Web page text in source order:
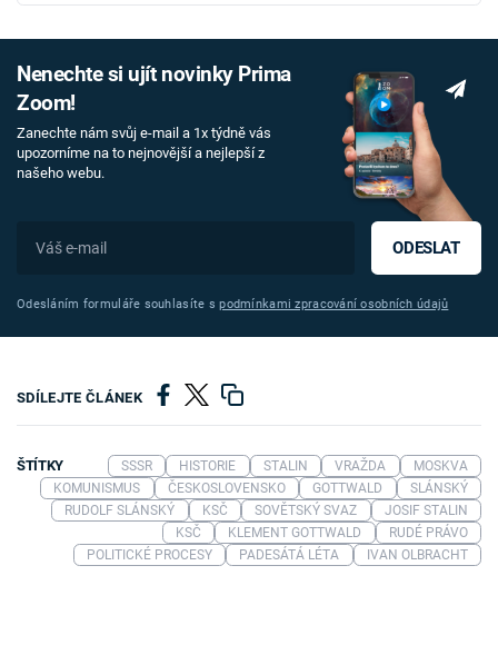
Nenechte si ujít novinky Prima
Zoom!
Zanechte nám svůj e-mail a 1x týdně vás
upozorníme na to nejnovější a nejlepší z
našeho webu.
ODESLAT
Odesláním formuláře souhlasíte spodmínkami zpracování osobních údajů
SDÍLEJTE ČLÁNEK
ŠTÍTKY SSSR HISTORIE STALIN VRAŽDA
MOSKVA
KOMUNISMUS
ČESKOSLOVENSKO GOTTWALD
SLÁNSKÝ
RUDOLF SLÁNSKÝ
KSČ SOVĚTSKÝ SVAZ
JOSIF STALIN
KSČ
KLEMENT GOTTWALD
RUDÉ PRÁVO
POLITICKÉ PROCESY
PADESÁTÁ LÉTA IVAN OLBRACHT